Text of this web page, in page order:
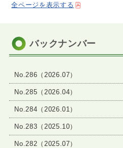
全ページを表示する
バックナンバー
No.286（2026.07）
No.285（2026.04）
No.284（2026.01）
No.283（2025.10）
No.282（2025.07）